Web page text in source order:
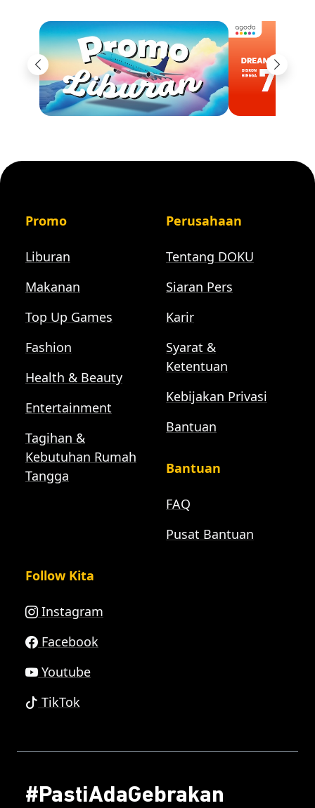
Previous Next
Promo
Liburan
Makanan
Top Up Games
Fashion
Health & Beauty
Entertainment
Tagihan &
Kebutuhan Rumah
Tangga
Perusahaan
Tentang DOKU
Siaran Pers
Karir
Syarat &
Ketentuan
Kebijakan Privasi
Bantuan
Bantuan
FAQ
Pusat Bantuan
Follow Kita
Instagram
Facebook
Youtube
TikTok
#PastiAdaGebrakan